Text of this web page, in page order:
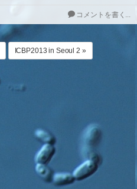
コメントを書く...
ICBP2013 in Seoul 2 »